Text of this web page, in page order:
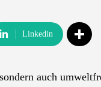
Linkedin
auch